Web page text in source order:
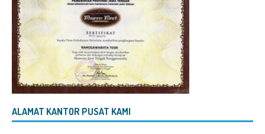
ALAMAT KANTOR PUSAT KAMI